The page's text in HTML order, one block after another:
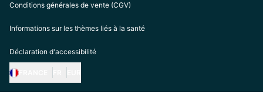
Conditions générales de vente (CGV)
Informations sur les thèmes liés à la santé
Déclaration d'accessibilité
https://biogena.com/de-at